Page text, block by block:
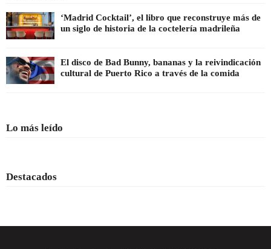
‘Madrid Cocktail’, el libro que reconstruye más de
un siglo de historia de la coctelería madrileña
El disco de Bad Bunny, bananas y la reivindicación
cultural de Puerto Rico a través de la comida
Lo más leído
Destacados